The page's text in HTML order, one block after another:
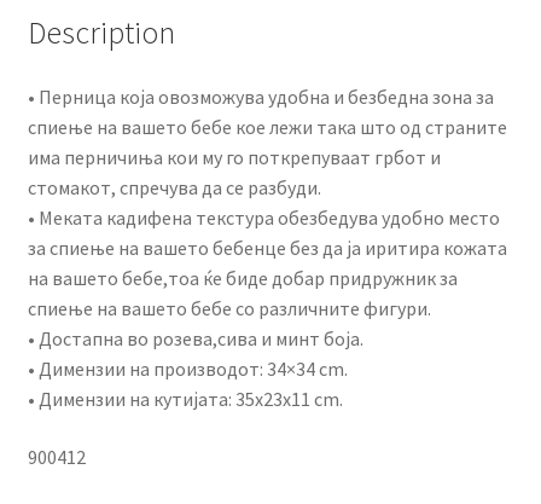
Description
• Перница која овозможува удобна и безбедна зона за
спиење на вашето бебе кое лежи така што од страните
има перничиња кои му го поткрепуваат грбот и
стомакот, спречува да се разбуди.
• Меката кадифена текстура обезбедува удобно место
за спиење на вашето бебенце без да ја иритира кожата
на вашето бебе,тоа ќе биде добар придружник за
спиење на вашето бебе со различните фигури.
• Достапна во розева,сива и минт боја.
• Димензии на производот: 34×34 cm.
• Димензии на кутијата: 35x23x11 cm.
900412